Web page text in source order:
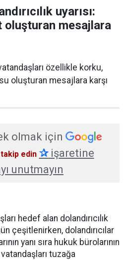
uyarısı:
oluşturan mesajlara
özellikle korku,
oluşturan mesajlara karşı
olmak için
edin ✰işaretine
unutmayın
hedef alan dolandırıcılık
çeşitlenirken, dolandırıcılar
yanı sıra hukuk bürolarının
tuzağa